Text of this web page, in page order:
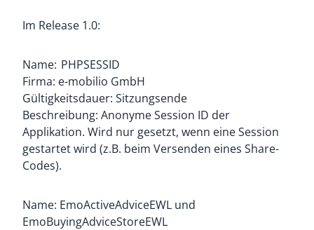
Im Release 1.0:
Name: PHPSESSID
Firma: e-mobilio GmbH
Gültigkeitsdauer: Sitzungsende
Beschreibung: Anonyme Session ID der
Applikation. Wird nur gesetzt, wenn eine Session
gestartet wird (z.B. beim Versenden eines Share-
Codes).
Name: EmoActiveAdviceEWL und
EmoBuyingAdviceStoreEWL